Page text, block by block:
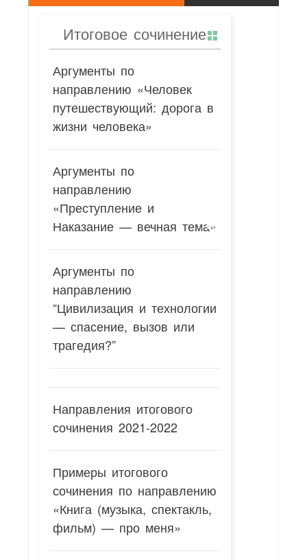
Итоговое сочинение
Аргументы по
направлению «Человек
путешествующий: дорога в
жизни человека»
Аргументы по
направлению
«Преступление и
Наказание — вечная тема»
Аргументы по
направлению
“Цивилизация и технологии
— спасение, вызов или
трагедия?”
Направления итогового
сочинения 2021-2022
Примеры итогового
сочинения по направлению
«Книга (музыка, спектакль,
фильм) — про меня»